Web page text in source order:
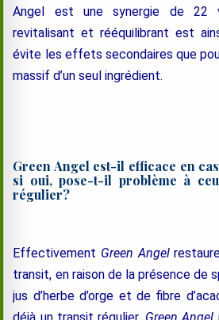
Angel est une synergie de 22
revitalisant et rééquilibrant est
évite les effets secondaires que
massif d’un seul ingrédient.
Green Angel est-il efficace en
si oui, pose-t-il problème à
régulier?
Effectivement Green Angel
transit, en raison de la présence de
jus d’herbe d’orge et de fibre
déjà un transit régulier, Green Angel